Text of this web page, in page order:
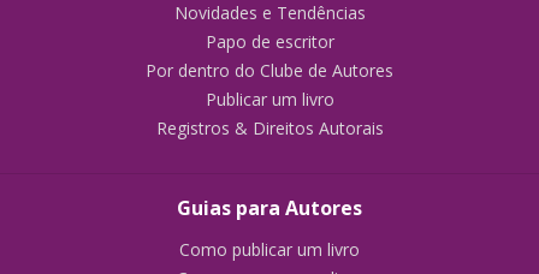
Novidades e Tendências
Papo de escritor
Por dentro do Clube de Autores
Publicar um livro
Registros & Direitos Autorais
Guias para Autores
Como publicar um livro